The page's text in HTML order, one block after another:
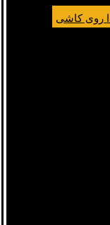
روی کاشی